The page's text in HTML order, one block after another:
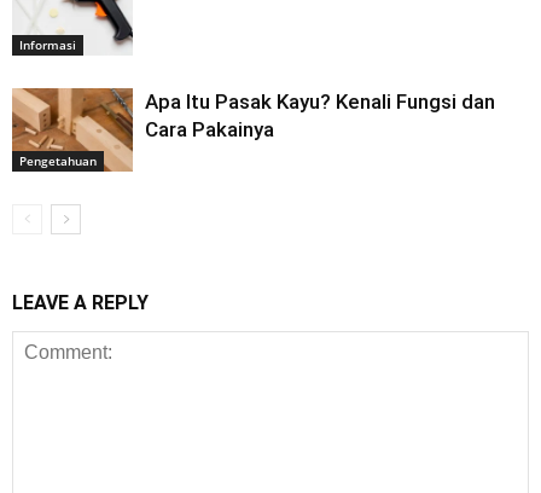
Informasi
Pengetahuan
Apa Itu Pasak Kayu? Kenali Fungsi dan
Cara Pakainya
LEAVE A REPLY